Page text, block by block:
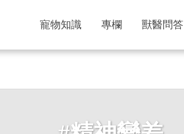
寵物知識 專欄 獸醫問答